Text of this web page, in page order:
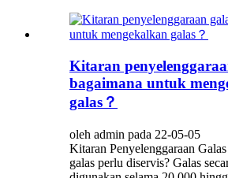
Kitaran
bagaimana untuk
galas？
oleh admin pada 22-05-05
Kitaran Penyelenggaraan
galas perlu diservis? Galas